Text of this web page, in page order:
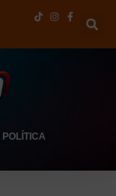
POLÍTICA